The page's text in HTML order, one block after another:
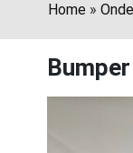
Home »